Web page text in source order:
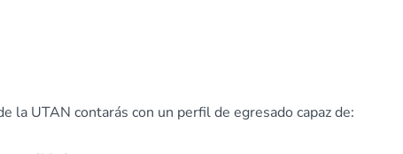
la UTAN contarás con un perfil de egresado capaz de: